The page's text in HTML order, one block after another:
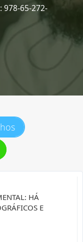
978-65-272-
HÁ
E